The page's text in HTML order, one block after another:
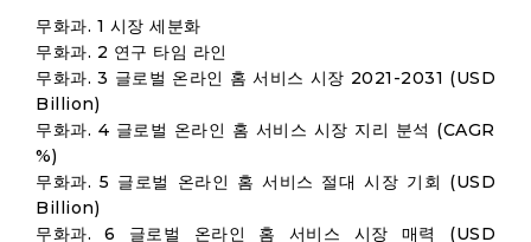
무화과. 1 시장 세분화
무화과. 2 연구 타임 라인
무화과. 3 글로벌 온라인 홈 서비스 시장 2021-2031 (USD
Billion)
무화과. 4 글로벌 온라인 홈 서비스 시장 지리 분석 (CAGR
%)
무화과. 5 글로벌 온라인 홈 서비스 절대 시장 기회 (USD
Billion)
무화과. 6 글로벌 온라인 홈 서비스 시장 매력 (USD